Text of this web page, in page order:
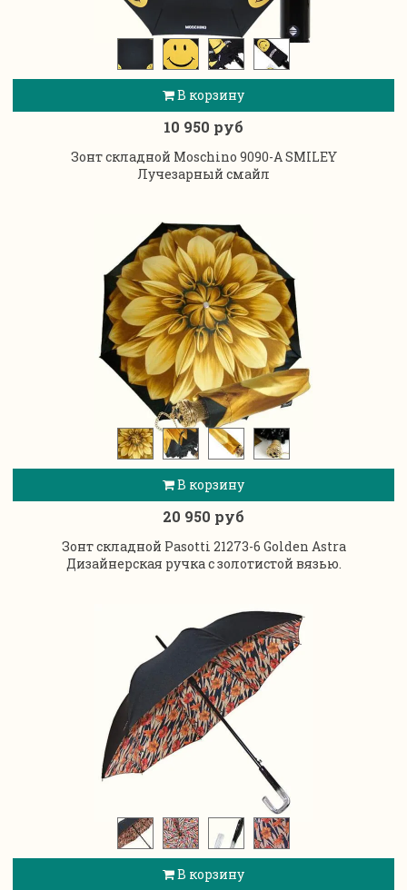
В корзину
10 950 руб
Зонт складной Moschino 9090-A SMILEY
Лучезарный смайл
В корзину
20 950 руб
Зонт складной Pasotti 21273-6 Golden Astra
Дизайнерская ручка с золотистой вязью.
В корзину